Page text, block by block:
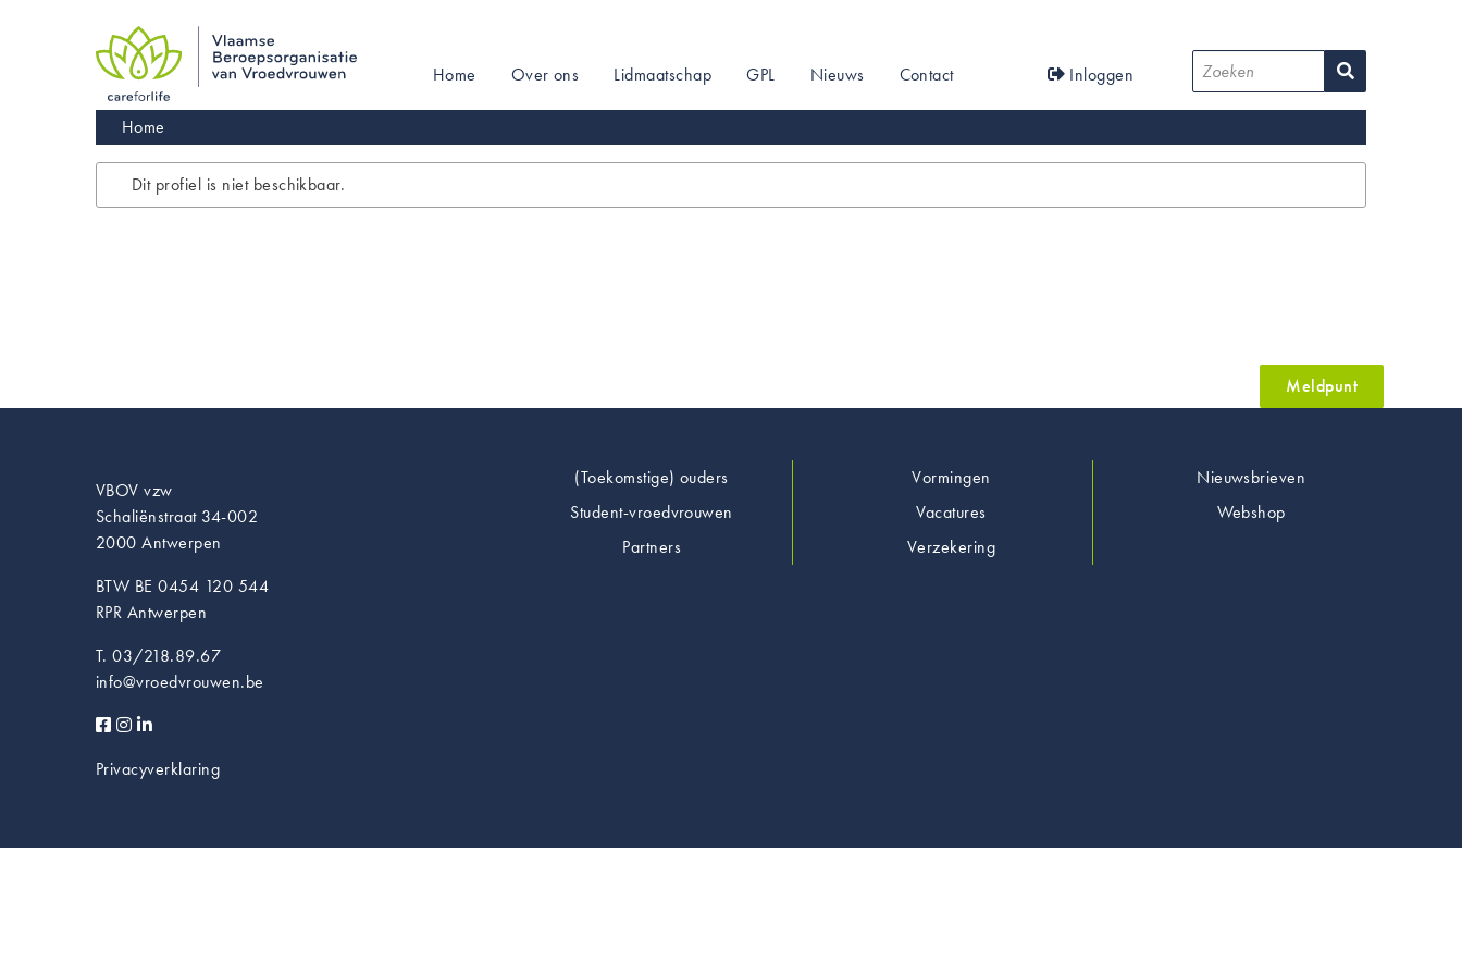
Main
navigation
Home Over ons Lidmaatschap GPL Nieuws Contact
User
account
menu
Inloggen
Kruimelpad
Home
Dit profiel is niet beschikbaar.
Meldpunt
VBOV vzw
Schaliënstraat 34-002
2000 Antwerpen
BTW BE 0454 120 544
RPR Antwerpen
T. 03/218.89.67
info@vroedvrouwen.be
Privacyverklaring
Footer(Toekomstige) ouders
Student-vroedvrouwen
Partners
Vormingen
Vacatures
Verzekering
Nieuwsbrieven
Webshop